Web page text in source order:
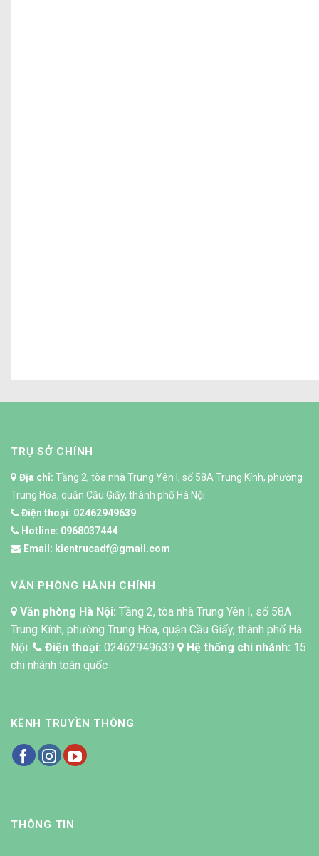
TRỤ SỞ CHÍNH
Địa chỉ: Tầng 2, tòa nhà Trung Yên I, số 58A Trung Kính, phường
Trung Hòa, quận Cầu Giấy, thành phố Hà Nội.
Điện thoại: 02462949639
Hotline: 0968037444
Email: kientrucadf@gmail.com
VĂN PHÒNG HÀNH CHÍNH
Văn phòng Hà Nội: Tầng 2, tòa nhà Trung Yên I, số 58A
Trung Kính, phường Trung Hòa, quận Cầu Giấy, thành phố Hà
Nội.
Điện thoại: 02462949639 Hệ thống chi nhánh: 15
chi nhánh toàn quốc
KÊNH TRUYỀN THÔNG
THÔNG TIN